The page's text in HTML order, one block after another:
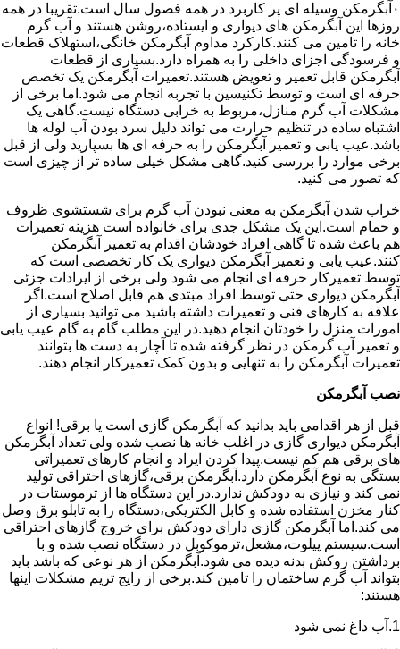
۰آبگرمکن وسیله ای پر کاربرد در همه فصول سال است.تقریبا در همه
روزها این آبگرمکن های دیواری و ایستاده،روشن هستند و آب گرم
خانه را تامین می کنند.کارکرد مداوم آبگرمکن خانگی،استهلاک قطعات
و فرسودگی اجزای داخلی را به همراه دارد.بسیاری از قطعات
آبگرمکن قابل تعمیر و تعویض هستند.تعمیرات آبگرمکن یک تخصص
حرفه ای است و توسط تکنیسین با تجربه انجام می شود.اما برخی از
مشکلات آب گرم منازل،مربوط به خرابی دستگاه نیست.گاهی یک
اشتباه ساده در تنظیم حرارت می تواند دلیل سرد بودن آب لوله ها
باشد.عیب یابی و تعمیر آبگرمکن را به حرفه ای ها بسپارید ولی از قبل
برخی موارد را بررسی کنید.گاهی مشکل خیلی ساده تر از چیزی است
که تصور می کنید.
خراب شدن آبگرمکن به معنی نبودن آب گرم برای شستشوی ظروف
و حمام است.این یک مشکل جدی برای خانواده است هزینه تعمیرات
هم باعث شده تا گاهی افراد خودشان اقدام به تعمیر آبگرمکن
کنند.عیب یابی و تعمیر آبگرمکن دیواری یک کار تخصصی است که
توسط تعمیرکار حرفه ای انجام می شود ولی برخی از ایرادات جزئی
آبگرمکن دیواری حتی توسط افراد مبتدی هم قابل اصلاح است.اگر
علاقه به کارهای فنی و تعمیرات داشته باشید می توانید بسیاری از
امورات منزل را خودتان انجام دهید.در این مطلب گام به گام عیب یابی
و تعمیر آب گرمکن در نظر گرفته شده تا آچار به دست ها بتوانند
تعمیرات آبگرمکن را به تنهایی و بدون کمک تعمیرکار انجام دهند.
نصب آبگرمکن
قبل از هر اقدامی باید بدانید که آبگرمکن گازی است یا برقی! انواع
آبگرمکن دیواری گازی در اغلب خانه ها نصب شده ولی تعداد آبگرمکن
های برقی هم کم نیست.پیدا کردن ایراد و انجام کارهای تعمیراتی
بستگی به نوع آبگرمکن دارد.آبگرمکن برقی،گازهای احتراقی تولید
نمی کند و نیازی به دودکش ندارد.در این دستگاه ها از ترموستات در
کنار مخزن استفاده شده و کابل الکتریکی،دستگاه را به تابلو برق وصل
می کند.اما آبگرمکن گازی دارای دودکش برای خروج گازهای احتراقی
است.سیستم پیلوت،مشعل،ترموکوبل در دستگاه نصب شده و با
برداشتن روکش بدنه دیده می شود.آبگرمکن از هر نوعی که باشد باید
بتواند آب گرم ساختمان را تامین کند.برخی از رایج تریم مشکلات اینها
هستند:
1.آب داغ نمی شود